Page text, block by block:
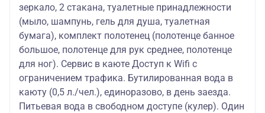
зеркало, 2 стакана, туалетные принадлежности
(мыло, шампунь, гель для душа, туалетная
бумага), комплект полотенец (полотенце банное
большое, полотенце для рук среднее, полотенце
для ног). Сервис в каюте Доступ к Wifi с
ограничением трафика. Бутилированная вода в
каюту (0,5 л./чел.), единоразово, в день заезда.
Питьевая вода в свободном доступе (кулер). Один